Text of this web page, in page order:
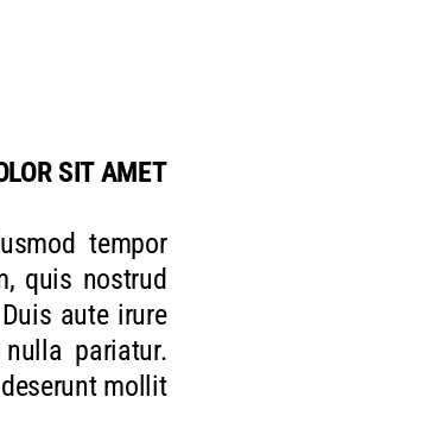
SIT AMET
tempor
quis nostrud
aute irure
pariatur.
mollit